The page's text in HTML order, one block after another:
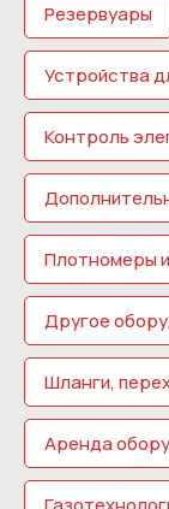
Резервуары
Устройства
Контроль
Плотномеры
Другое
Шланги,
Аренда